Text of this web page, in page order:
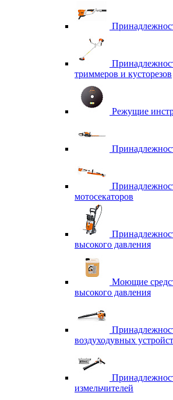
триммеров и кусторезов
Режущие
мотосекаторов
высокого давления
Моющие
высокого давления
воздуходувных
измельчителей